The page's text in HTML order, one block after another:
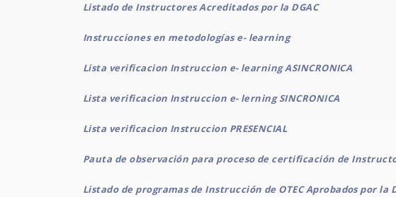
Listado de Instructores Acreditados por la DGAC
Instrucciones en metodologías e- learning
Lista verificacion Instruccion e- learning ASINCRONICA
Lista verificacion Instruccion e- lerning SINCRONICA
Lista verificacion Instruccion PRESENCIAL
Pauta de observación para proceso de certificación de
Listado de programas de Instrucción de OTEC Aprobados por la